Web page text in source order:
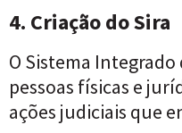
4. Criação do Sira
O Sistema
pessoas físicas e
ações judiciais que